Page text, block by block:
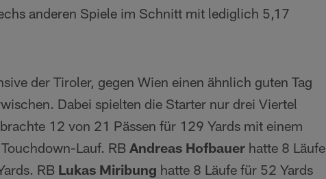
anderen Spiele im Schnitt mit lediglich 5,17
der Tiroler, gegen Wien einen ähnlich guten Tag
Dabei spielten die Starter nur drei Viertel
brachte 12 von 21 Pässen für 129 Yards mit einem
Lauf. RB Andreas Hofbauer hatte 8 Läufe
RB Lukas Miribung hatte 8 Läufe für 52 Yards